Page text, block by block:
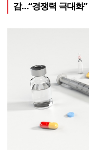
감…“경쟁력 극대화”